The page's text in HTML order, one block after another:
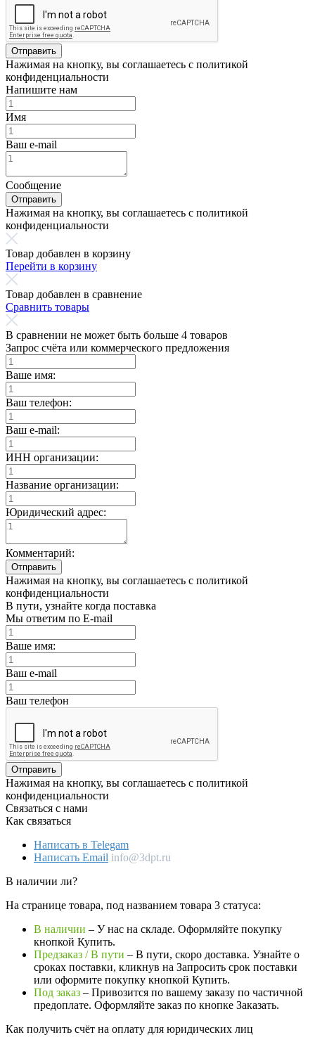
Отправить
Нажимая на кнопку, вы соглашаетесь с политикой
конфиденциальности
Напишите нам
Имя
Ваш e-mail
Сообщение
Отправить
Нажимая на кнопку, вы соглашаетесь с политикой
конфиденциальности
Товар добавлен в корзину
Перейти в корзину
Товар добавлен в сравнение
Сравнить товары
В сравнении не может быть больше 4 товаров
Запрос счёта или коммерческого предложения
Ваше имя:
Ваш телефон:
Ваш e-mail:
ИНН организации:
Название организации:
Юридический адрес:
Комментарий:
Отправить
Нажимая на кнопку, вы соглашаетесь с политикой
конфиденциальности
В пути, узнайте когда поставка
Мы ответим по E-mail
Ваше имя:
Ваш e-mail
Ваш телефон
Отправить
Нажимая на кнопку, вы соглашаетесь с политикой
конфиденциальности
Связаться с нами
Как связаться
Написать в Telegam
Написать Email info@3dpt.ru
В наличии ли?
На странице товара, под названием товара 3 статуса:
В наличии – У нас на складе. Оформляйте покупку
кнопкой Купить.
Предзаказ / В пути – В пути, скоро доставка. Узнайте о
сроках поставки, кликнув на Запросить cрок поставки
или оформите покупку кнопкой Купить.
Под заказ – Привозится по вашему заказу по частичной
предоплате. Оформляйте заказ по кнопке Заказать.
Как получить счёт на оплату для юридических лиц